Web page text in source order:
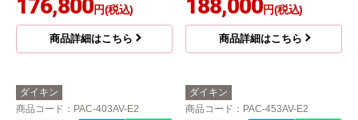
176,800円(税込)
商品詳細はこちら
188,000円(税込)
商品詳細はこちら
ダイキン
商品コード ：PAC-403AV-E2
ダイキン
商品コード ：PAC-453AV-E2